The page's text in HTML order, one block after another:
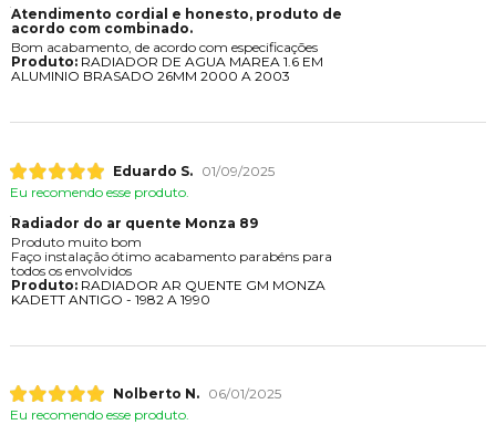
Atendimento cordial e honesto, produto de
acordo com combinado.
Bom acabamento, de acordo com especificações
Produto:RADIADOR DE AGUA MAREA 1.6 EM
ALUMINIO BRASADO 26MM 2000 A 2003
Eduardo S.
01/09/2025
Eu recomendo esse produto.
Radiador do ar quente Monza 89
Produto muito bom
Faço instalação ótimo acabamento parabéns para
todos os envolvidos
Produto:RADIADOR AR QUENTE GM MONZA
KADETT ANTIGO - 1982 A 1990
Nolberto N.
06/01/2025
Eu recomendo esse produto.